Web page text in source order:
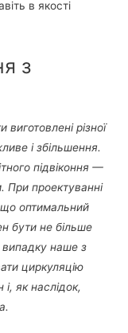
в якості
з
різної
і збільшення.
підвіконня —
При проектуванні
що оптимальний
бути не більше
випадку наше з
циркуляцію
як наслідок,